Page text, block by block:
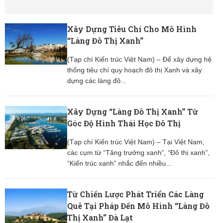
Xây Dựng Tiêu Chí Cho Mô Hình
“Làng Đô Thị Xanh”
(Tạp chí Kiến trúc Việt Nam) – Để xây dựng hệ
thống tiêu chí quy hoạch đô thị Xanh và xây
dựng các làng đô...
Xây Dựng “Làng Đô Thị Xanh” Từ
Góc Độ Hình Thái Học Đô Thị
(Tạp chí Kiến trúc Việt Nam) – Tại Việt Nam,
các cụm từ “Tăng trưởng xanh”, “Đô thị xanh”,
“Kiến trúc xanh” nhắc đến nhiều...
Từ Chiến Lược Phát Triển Các Làng
Quê Tại Pháp Đến Mô Hình “Làng Đô
Thị Xanh” Đà Lạt